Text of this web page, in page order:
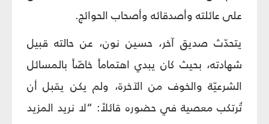
على عائلته وأصدقائه وأصحاب الحوائج.
يتحدّث صديق آخر، حسين نون، عن حالته قبيل
شهادته، بحيث كان يبدي اهتماماً خاصّاً بالمسائل
الشرعيّة والخوف من الآخرة، ولم يكن يقبل أن
تُرتكب معصية في حضوره قائلاً: “لا نريد المزيد